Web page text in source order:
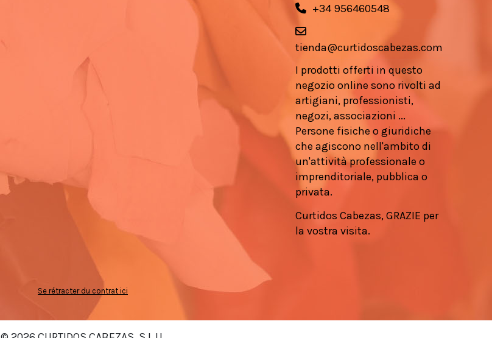
+34 956460548
tienda@curtidoscabezas.com
I prodotti offerti in questo
negozio online sono rivolti ad
artigiani, professionisti,
negozi, associazioni ...
Persone fisiche o giuridiche
che agiscono nell'ambito di
un'attività professionale o
imprenditoriale, pubblica o
privata.
Curtidos Cabezas, GRAZIE per
la vostra visita.
Se rétracter du contrat ici